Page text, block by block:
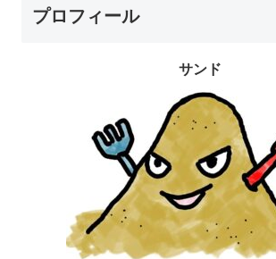
プロフィール
サンド